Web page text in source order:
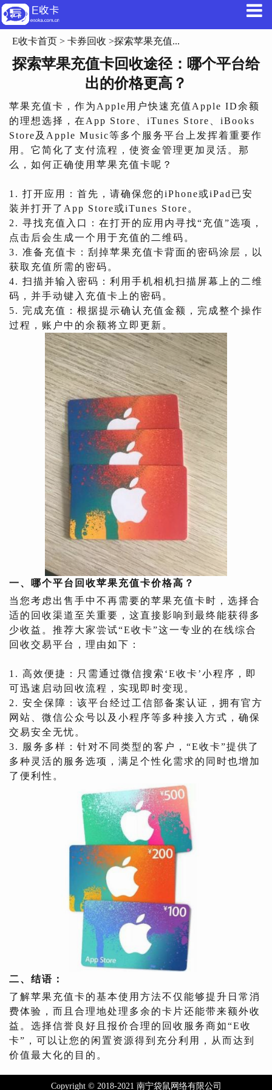
E收卡首页 > 卡券回收 >探索苹果充值...
探索苹果充值卡回收途径：哪个平台给
出的价格更高？
苹果充值卡，作为Apple用户快速充值Apple ID余额
的理想选择，在App Store、iTunes Store、iBooks
Store及Apple Music等多个服务平台上发挥着重要作
用。它简化了支付流程，使资金管理更加灵活。那
么，如何正确使用苹果充值卡呢？
1. 打开应用：首先，请确保您的iPhone或iPad已安
装并打开了App Store或iTunes Store。
2. 寻找充值入口：在打开的应用内寻找“充值”选项，
点击后会生成一个用于充值的二维码。
3. 准备充值卡：刮掉苹果充值卡背面的密码涂层，以
获取充值所需的密码。
4. 扫描并输入密码：利用手机相机扫描屏幕上的二维
码，并手动键入充值卡上的密码。
5. 完成充值：根据提示确认充值金额，完成整个操作
过程，账户中的余额将立即更新。
一、哪个平台回收苹果充值卡价格高？
当您考虑出售手中不再需要的苹果充值卡时，选择合
适的回收渠道至关重要，这直接影响到最终能获得多
少收益。推荐大家尝试“E收卡”这一专业的在线综合
回收交易平台，理由如下：
1. 高效便捷：只需通过微信搜索‘E收卡’小程序，即
可迅速启动回收流程，实现即时变现。
2. 安全保障：该平台经过工信部备案认证，拥有官方
网站、微信公众号以及小程序等多种接入方式，确保
交易安全无忧。
3. 服务多样：针对不同类型的客户，“E收卡”提供了
多种灵活的服务选项，满足个性化需求的同时也增加
了便利性。
二、结语：
了解苹果充值卡的基本使用方法不仅能够提升日常消
费体验，而且合理地处理多余的卡片还能带来额外收
益。选择信誉良好且报价合理的回收服务商如“E收
卡”，可以让您的闲置资源得到充分利用，从而达到
价值最大化的目的。
Copyright © 2018-2021 南宁袋鼠网络有限公司